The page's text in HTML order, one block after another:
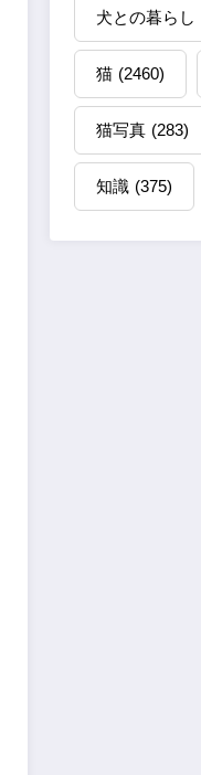
犬との暮らし
猫 (2460)
猫写真 (283)
知識 (375)